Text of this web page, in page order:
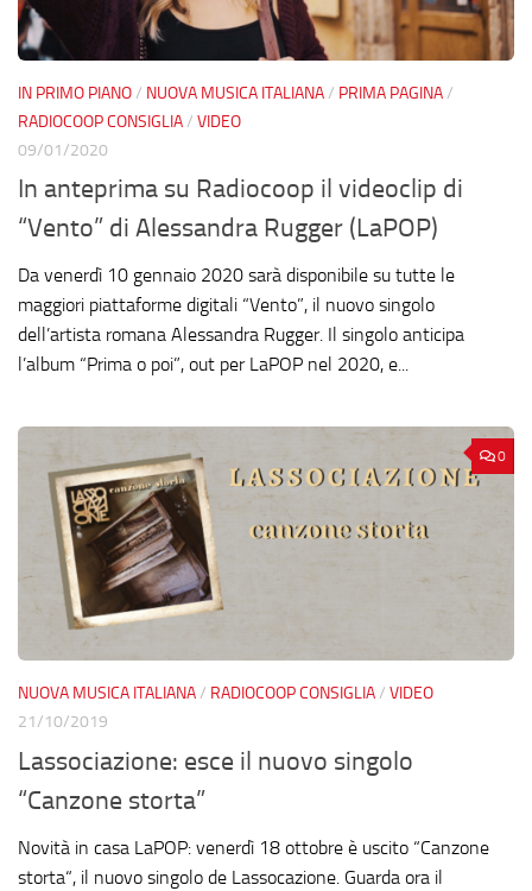
IN PRIMO PIANO/ NUOVA MUSICA ITALIANA/ PRIMA PAGINA/
RADIOCOOP CONSIGLIA/ VIDEO
09/01/2020
In anteprima su Radiocoop il videoclip di
“Vento” di Alessandra Rugger (LaPOP)
Da venerdì 10 gennaio 2020 sarà disponibile su tutte le
maggiori piattaforme digitali “Vento”, il nuovo singolo
dell’artista romana Alessandra Rugger. Il singolo anticipa
l’album “Prima o poi”, out per LaPOP nel 2020, e...
0
NUOVA MUSICA ITALIANA/ RADIOCOOP CONSIGLIA/ VIDEO
21/10/2019
Lassociazione: esce il nuovo singolo
“Canzone storta”
Novità in casa LaPOP: venerdì 18 ottobre è uscito “Canzone
storta“, il nuovo singolo de Lassocazione. Guarda ora il